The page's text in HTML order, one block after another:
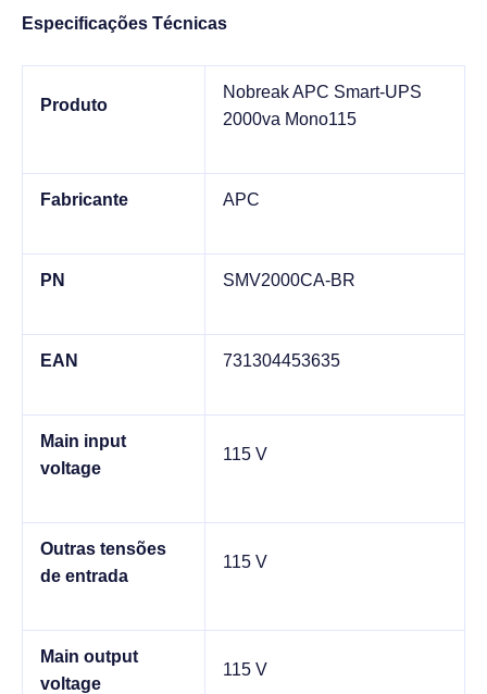
Especificações Técnicas
Produto
Nobreak APC Smart-UPS
2000va Mono115
Fabricante APC
PN SMV2000CA-BR
EAN 731304453635
Main input
voltage
115 V
Outras tensões
de entrada
115 V
Main output
voltage
115 V